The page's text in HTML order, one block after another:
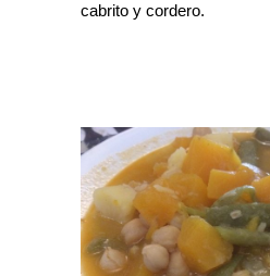
cabrito y cordero.